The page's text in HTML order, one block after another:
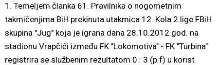
1. Temeljem članka 61. Pravilnika o nogometnim
takmičenjima BiH prekinuta utakmica 12. Kola 2.lige FBiH
skupina "Jug" koja je igrana dana 28.10.2012.god. na
stadionu Vrapčići između FK "Lokomotiva" - FK "Turbina"
registrira se službenim rezultatom 0 : 3 (p.f) u korist